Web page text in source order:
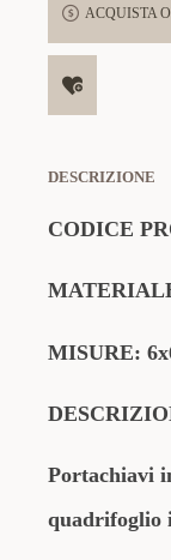
ACQUISTA
DESCRIZIONE
CODICE
MISURE:
Portachiavi
quadrifoglio